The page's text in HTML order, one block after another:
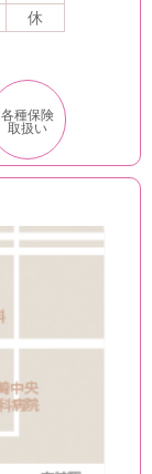
休
各種保険
取扱い